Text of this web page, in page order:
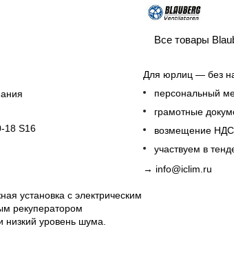
18 S16
установка с электрическим
рекуператором
низкий уровень шума.
Все товары
Для юрлиц — без
персональный
грамотные
возмещение
участвуем в
→ info@iclim.ru